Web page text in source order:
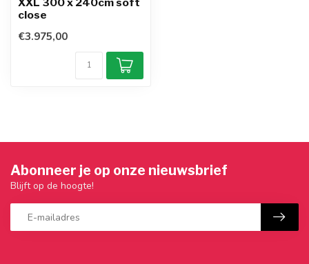
close
€3.975,00
Abonneer je op onze nieuwsbrief
Blijft op de hoogte!